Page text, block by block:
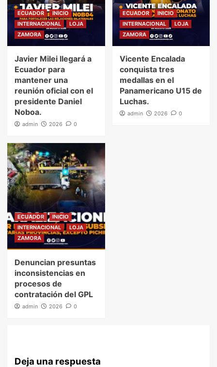
ECUADOR
INICIO
INTERNACIONAL
LOJA
ZAMORA
Javier Milei llegará a
Ecuador para
mantener una
reunión oficial con el
presidente Daniel
Noboa.
admin 2026 0
ECUADOR
INICIO
INTERNACIONAL
LOJA
ZAMORA
Vicente Encalada
conquista tres
medallas en el
Panamericano U15 de
Luchas.
admin 2026 0
ECUADOR
INICIO
INTERNACIONAL
LOJA
ZAMORA
Denuncian presuntas
inconsistencias en
procesos de
contratación del GPL
admin 2026 0
Deja una respuesta